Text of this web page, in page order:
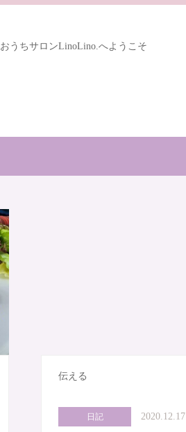
おうちサロンLinoLino.へようこそ
伝える
日記 2020.12.17